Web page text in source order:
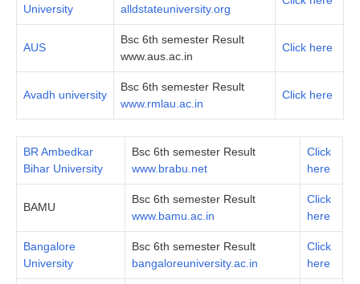
University
alldstateuniversity.org
AUS
Bsc 6th semester Result
www.aus.ac.in
Click here
Avadh university
Bsc 6th semester Result
www.rmlau.ac.in
Click here
BR Ambedkar
Bihar University
Bsc 6th semester Result
www.brabu.net
Click
here
BAMU
Bsc 6th semester Result
www.bamu.ac.in
Click
here
Bangalore
University
Bsc 6th semester Result
bangaloreuniversity.ac.in
Click
here